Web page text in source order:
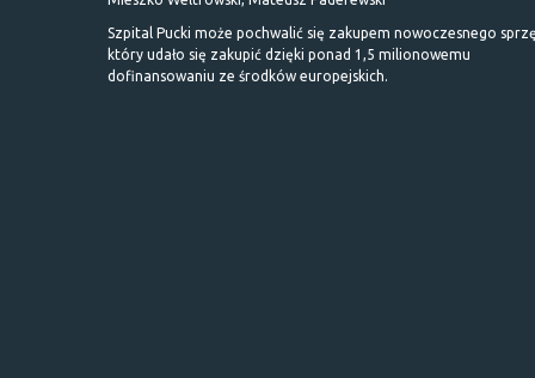
Szpital Pucki może pochwalić się zakupem nowoczesnego
który udało się zakupić dzięki ponad 1,5 milionowemu
dofinansowaniu ze środków europejskich.